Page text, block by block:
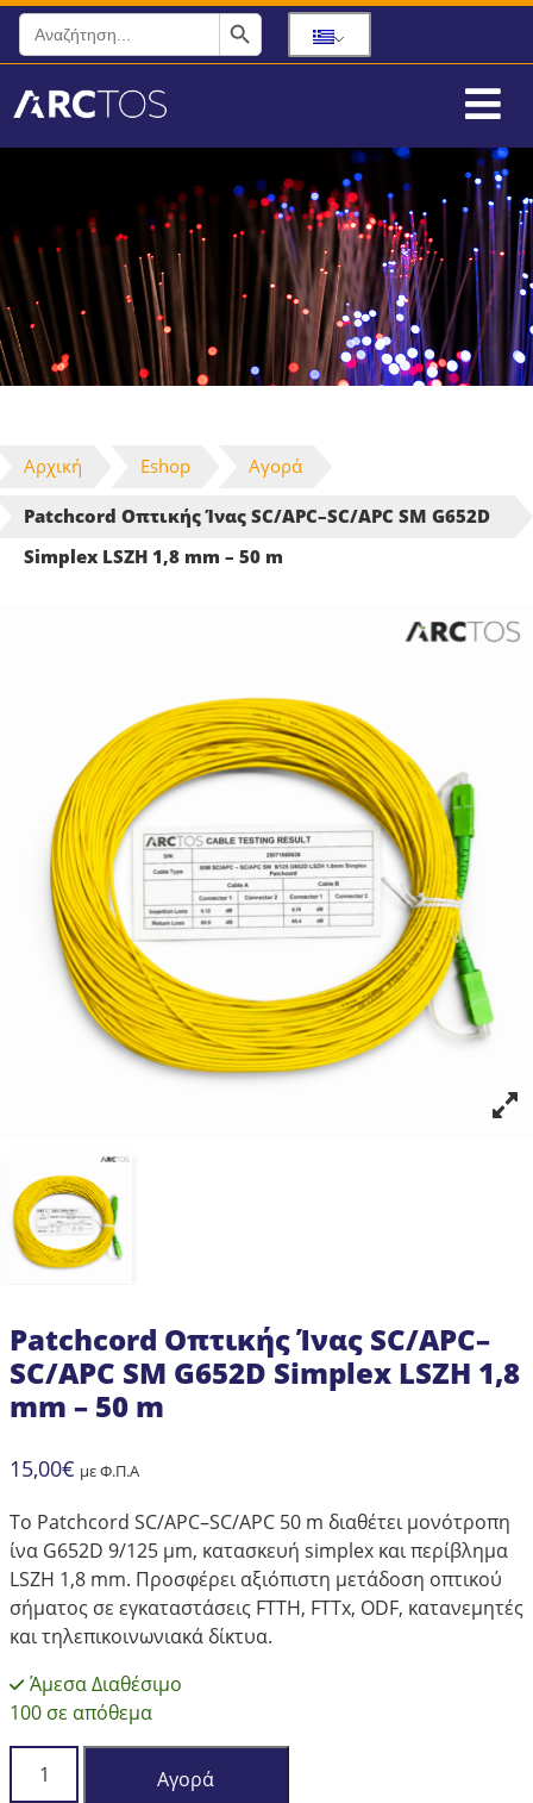
Search
for:
Search Button
Αρχική Eshop Αγορά
Patchcord Οπτικής Ίνας SC/APC–SC/APC SM G652D
Simplex LSZH 1,8 mm – 50 m
Patchcord Οπτικής Ίνας SC/APC–
SC/APC SM G652D Simplex LSZH 1,8
mm – 50 m
15,00€ με Φ.Π.Α
Το Patchcord SC/APC–SC/APC 50 m διαθέτει μονότροπη
ίνα G652D 9/125 μm, κατασκευή simplex και περίβλημα
LSZH 1,8 mm. Προσφέρει αξιόπιστη μετάδοση οπτικού
σήματος σε εγκαταστάσεις FTTH, FTTx, ODF, κατανεμητές
και τηλεπικοινωνιακά δίκτυα.
Άμεσα Διαθέσιμο
100 σε απόθεμα
Οπτικής
Αγορά